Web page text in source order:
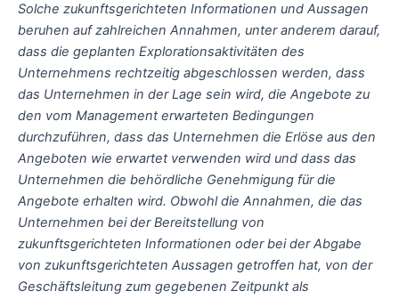
Solche zukunftsgerichteten Informationen und Aussagen
beruhen auf zahlreichen Annahmen, unter anderem darauf,
dass die geplanten Explorationsaktivitäten des
Unternehmens rechtzeitig abgeschlossen werden, dass
das Unternehmen in der Lage sein wird, die Angebote zu
den vom Management erwarteten Bedingungen
durchzuführen, dass das Unternehmen die Erlöse aus den
Angeboten wie erwartet verwenden wird und dass das
Unternehmen die behördliche Genehmigung für die
Angebote erhalten wird. Obwohl die Annahmen, die das
Unternehmen bei der Bereitstellung von
zukunftsgerichteten Informationen oder bei der Abgabe
von zukunftsgerichteten Aussagen getroffen hat, von der
Geschäftsleitung zum gegebenen Zeitpunkt als